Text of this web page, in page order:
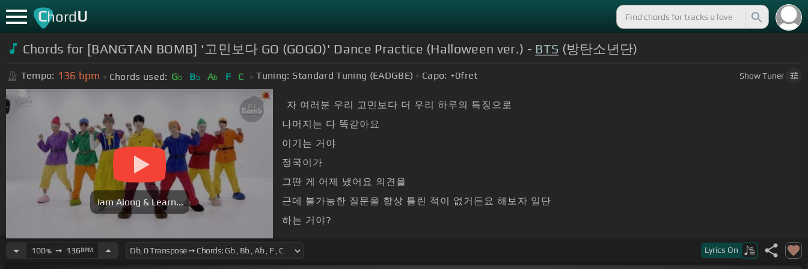
ChordU
Chords for [BANGTAN BOMB] '고민보다 GO (GOGO)' Dance Practice (Halloween ver.) - BTS (방탄소년단)
Tempo: 136 bpm Chords used: Gb Bb Ab F C Tuning: Standard Tuning (EADGBE) Capo: +0fret ShowTuner
Jam Along & Learn...
자 여러분 우리 고민보다 더 우리 하루의 특징으로
나머지는 다 똑같아요
이기는 거야
정국이가
그딴 게 어제 냈어요 의견을
근데 불가능한 질문을 항상 틀린 적이 없거든요 해보자 일단
하는 거야?
100%➙ 136BPM Lyrics On